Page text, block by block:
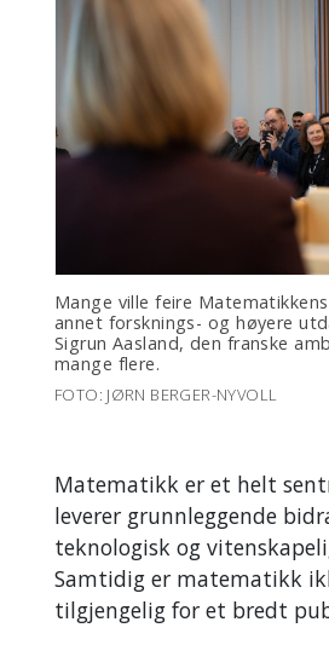
Mange ville feire
annet forsknings- og høyere
Sigrun Aasland, den franske
mange flere.
FOTO: JØRN BERGER-NYVOLL
Matematikk er et helt
leverer grunnleggende
teknologisk og
Samtidig er matematikk
tilgjengelig for et bredt